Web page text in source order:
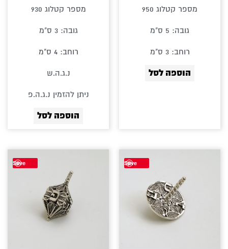
מספר קטלוג 950
גובה: 5 ס"מ
רוחב: 3 ס"מ
הוספה לסל
מספר קטלוג 930
גובה: 3 ס"מ
רוחב: 4 ס"מ
נ.ג.ה.ש
ניתן להזמין נ.ג.ה.פ
הוספה לסל
Save
Save